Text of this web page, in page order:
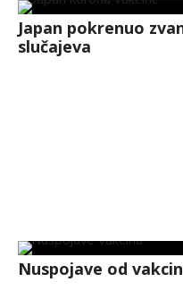
Japan pokrenuo
slučajeva
Nuspojave od